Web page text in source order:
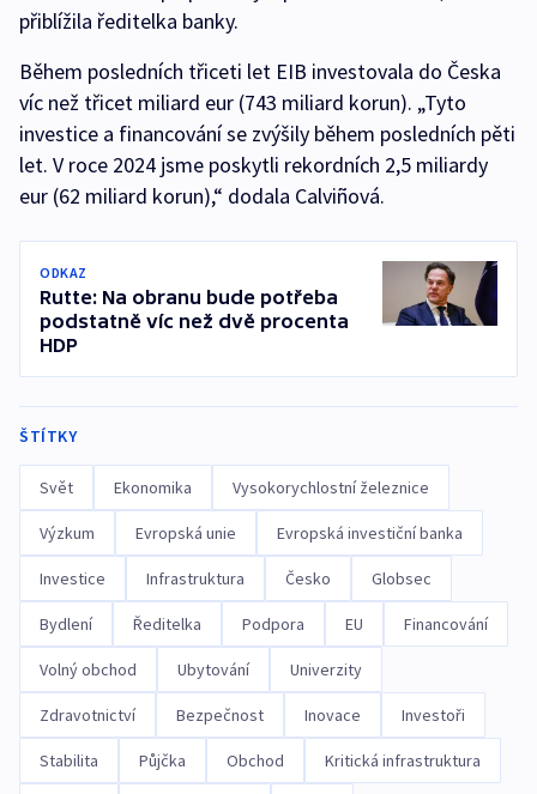
přiblížila ředitelka banky.
Během posledních třiceti let EIB investovala do Česka
víc než třicet miliard eur (743 miliard korun). „Tyto
investice a financování se zvýšily během posledních pěti
let. V roce 2024 jsme poskytli rekordních 2,5 miliardy
eur (62 miliard korun),“ dodala Calviñová.
ODKAZ
Rutte: Na obranu bude potřeba
podstatně víc než dvě procenta
HDP
ŠTÍTKY
Svět Ekonomika Vysokorychlostní železnice
Výzkum Evropská unie Evropská investiční banka
Investice Infrastruktura Česko Globsec
Bydlení Ředitelka Podpora EU Financování
Volný obchod Ubytování Univerzity
Zdravotnictví Bezpečnost Inovace Investoři
Stabilita Půjčka Obchod Kritická infrastruktura